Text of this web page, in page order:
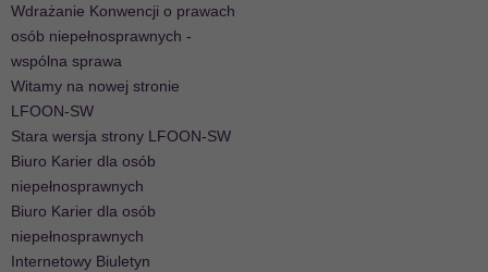
Wdrażanie Konwencji o prawach
osób niepełnosprawnych -
wspólna sprawa
Witamy na nowej stronie
LFOON-SW
Stara wersja strony LFOON-SW
Biuro Karier dla osób
niepełnosprawnych
Biuro Karier dla osób
niepełnosprawnych
Internetowy Biuletyn